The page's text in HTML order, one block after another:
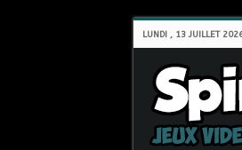
LUNDI , 13 JUILLET